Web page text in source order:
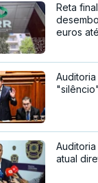
Reta
euros
Auditoria
atual